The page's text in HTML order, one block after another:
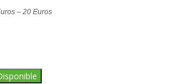
– 20 Euros